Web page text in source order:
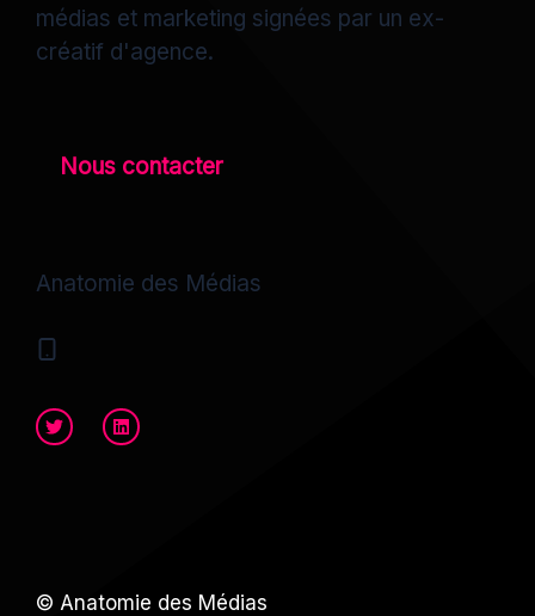
médias et marketing signées par un ex-
créatif d'agence.
Nous contacter
Anatomie des Médias
© Anatomie des Médias